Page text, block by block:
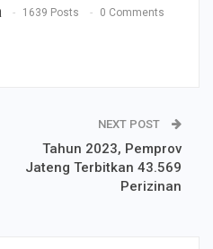
1639 Posts 0 Comments
NEXT POST
Tahun 2023, Pemprov
Jateng Terbitkan 43.569
Perizinan